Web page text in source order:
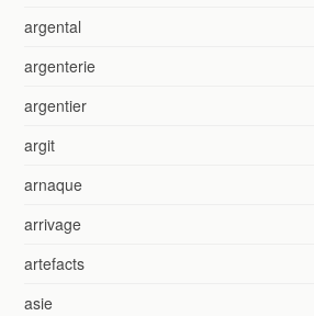
argental
argenterie
argentier
argit
arnaque
arrivage
artefacts
asie